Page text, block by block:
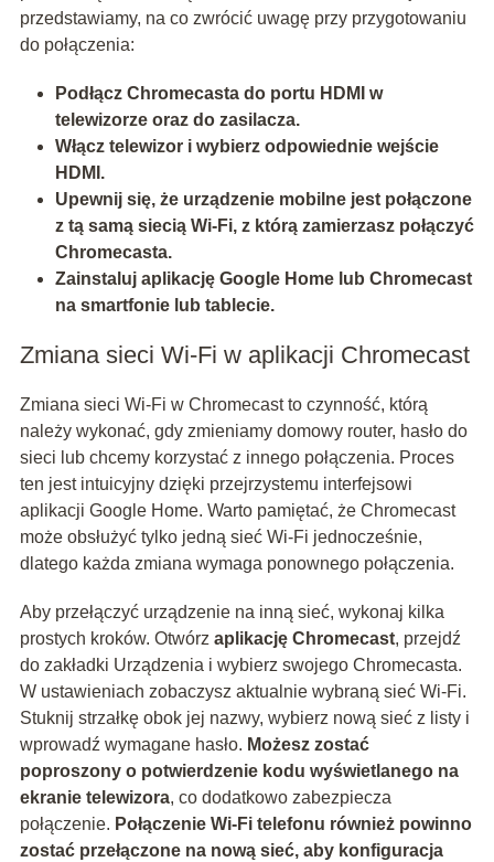
przedstawiamy, na co zwrócić uwagę przy przygotowaniu
do połączenia:
Podłącz Chromecasta do portu HDMI w
telewizorze oraz do zasilacza.
Włącz telewizor i wybierz odpowiednie wejście
HDMI.
Upewnij się, że urządzenie mobilne jest połączone
z tą samą siecią Wi-Fi, z którą zamierzasz połączyć
Chromecasta.
Zainstaluj aplikację Google Home lub Chromecast
na smartfonie lub tablecie.
Zmiana sieci Wi-Fi w aplikacji Chromecast
Zmiana sieci Wi-Fi w Chromecast to czynność, którą
należy wykonać, gdy zmieniamy domowy router, hasło do
sieci lub chcemy korzystać z innego połączenia. Proces
ten jest intuicyjny dzięki przejrzystemu interfejsowi
aplikacji Google Home. Warto pamiętać, że Chromecast
może obsłużyć tylko jedną sieć Wi-Fi jednocześnie,
dlatego każda zmiana wymaga ponownego połączenia.
Aby przełączyć urządzenie na inną sieć, wykonaj kilka
prostych kroków. Otwórz aplikację Chromecast, przejdź
do zakładki Urządzenia i wybierz swojego Chromecasta.
W ustawieniach zobaczysz aktualnie wybraną sieć Wi-Fi.
Stuknij strzałkę obok jej nazwy, wybierz nową sieć z listy i
wprowadź wymagane hasło. Możesz zostać
poproszony o potwierdzenie kodu wyświetlanego na
ekranie telewizora, co dodatkowo zabezpiecza
połączenie. Połączenie Wi-Fi telefonu również powinno
zostać przełączone na nową sieć, aby konfiguracja